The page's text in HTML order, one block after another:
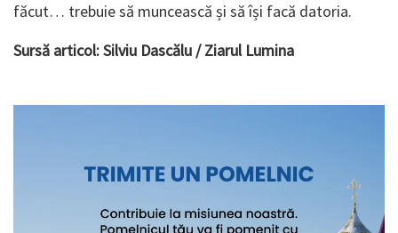
făcut… trebuie să muncească și să își facă datoria.
Sursă articol: Silviu Dascălu / Ziarul Lumina